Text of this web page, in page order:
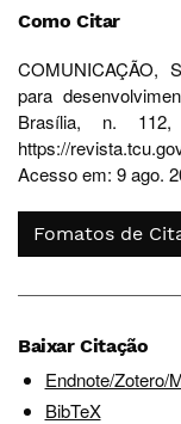
Como Citar
COMUNICAÇÃO,
para
Brasília, n.
https://
Acesso em: 9 ago.
Fomatos de
Baixar Citação
Endnote/Zotero/
BibTeX